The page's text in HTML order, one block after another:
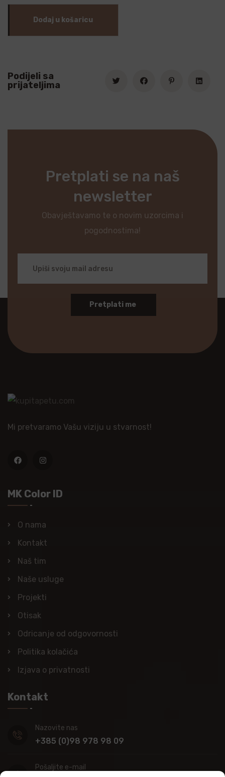
Dodaj u košaricu
Podijeli sa
prijateljima
Pretplati se na naš
newsletter
Obavještavamo te o novim uzorcima i
pogodnostima!
Pretplati me
Mi pretvaramo Vašu viziju u stvarnost!
MK Color ID
O nama
Kontakt
Naš tim
Naše usluge
Projekti
Otisak
Odricanje od odgovornosti
Politika kolačića
Izjava o privatnosti
Kontakt
Nazovite nas
+385 (0)98 978 98 09
Pošaljite e-mail